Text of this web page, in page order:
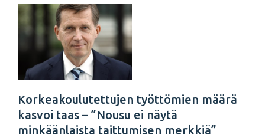
Korkeakoulutettujen työttömien määrä
kasvoi taas – ”Nousu ei näytä
minkäänlaista taittumisen merkkiä”